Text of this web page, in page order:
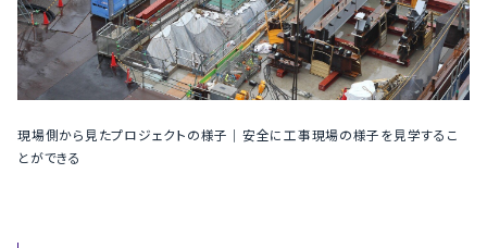
現場側から見たプロジェクトの様子｜安全に工事現場の様子を見学するこ
とができる